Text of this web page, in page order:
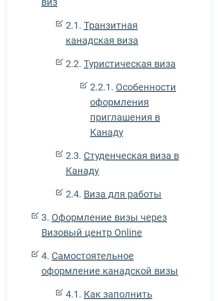
Транзитная
канадская виза
Туристическая виза
Особенности
оформления
приглашения в
Канаду
Студенческая виза в
Канаду
Виза для работы
Оформление визы через
Визовый центр Online
Самостоятельное
оформление канадской визы
Как заполнить